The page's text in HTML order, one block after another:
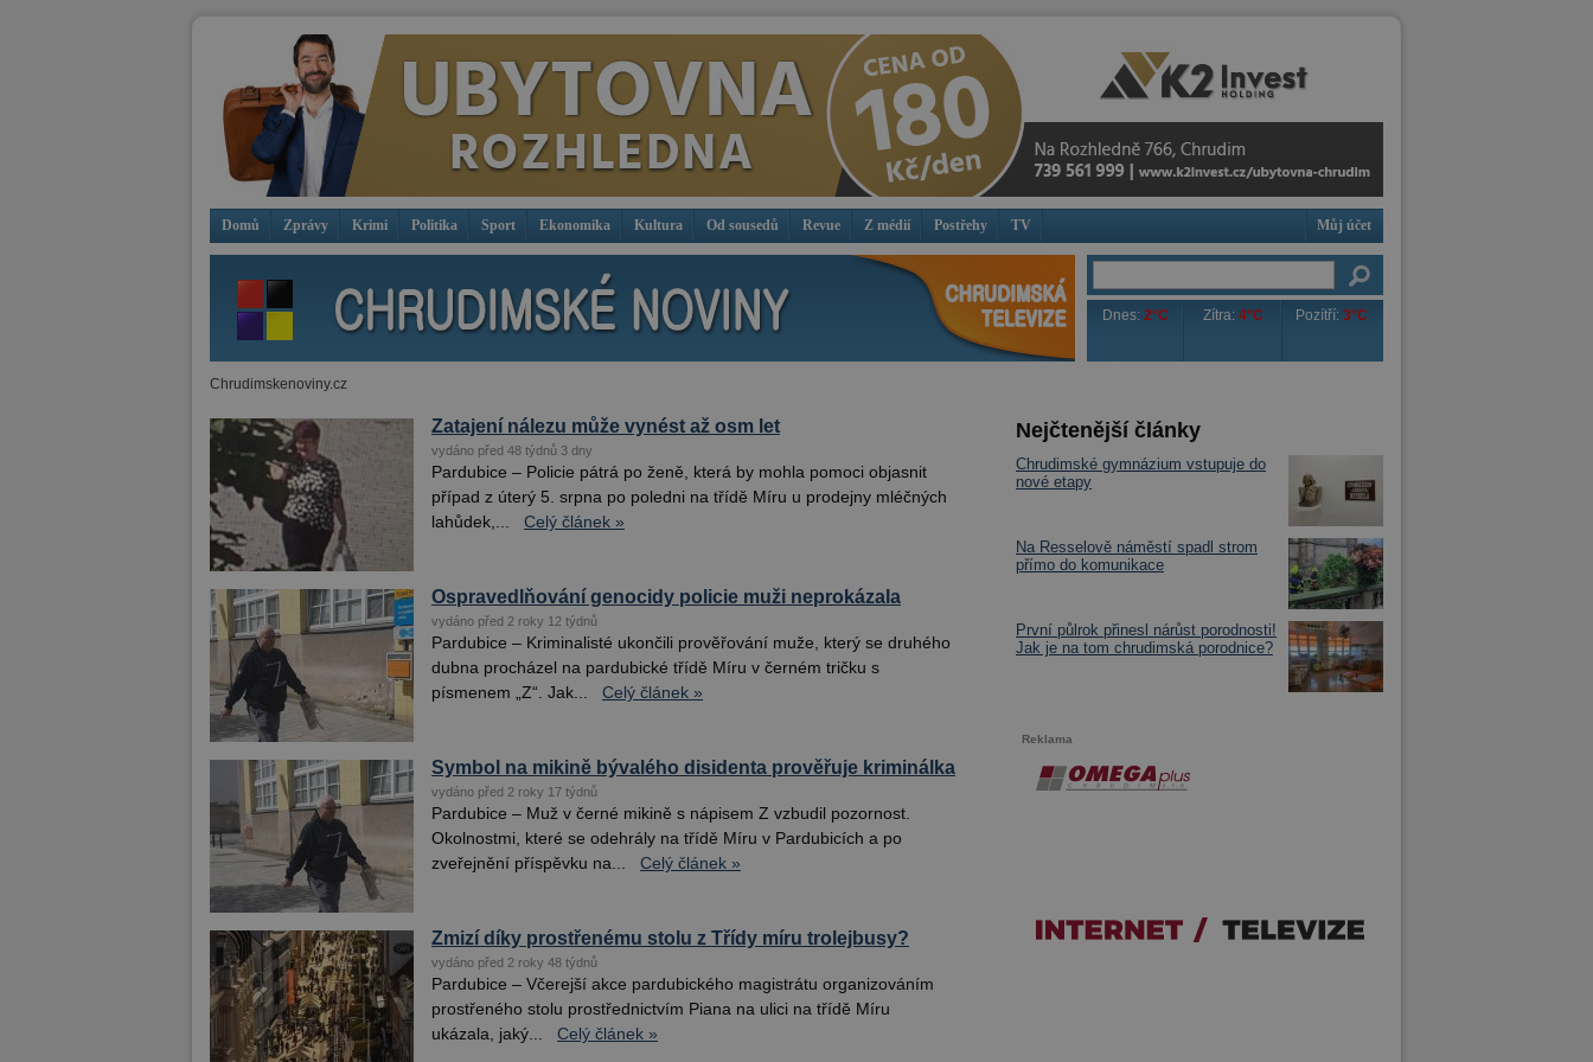
Domů Zprávy Krimi Politika Sport Ekonomika Kultura Od sousedů Revue Z médií Postřehy TV Můj účet
Dnes:2°C Zítra:4°C Pozítří: 3°C
Chrudimskenoviny.cz
Zatajení nálezu může vynést až osm let
vydáno před 48 týdnů 3 dny
Pardubice – Policie pátrá po ženě, která by mohla pomoci objasnit
případ z úterý 5. srpna po poledni na třídě Míru u prodejny mléčných
lahůdek,...
Celý článek »
Ospravedlňování genocidy policie muži neprokázala
vydáno před 2 roky 12 týdnů
Pardubice – Kriminalisté ukončili prověřování muže, který se druhého
dubna procházel na pardubické třídě Míru v černém tričku s
písmenem „Z“. Jak...
Celý článek »
Symbol na mikině bývalého disidenta prověřuje kriminálka
vydáno před 2 roky 17 týdnů
Pardubice – Muž v černé mikině s nápisem Z vzbudil pozornost.
Okolnostmi, které se odehrály na třídě Míru v Pardubicích a po
zveřejnění příspěvku na...
Celý článek »
Zmizí díky prostřenému stolu z Třídy míru trolejbusy?
vydáno před 2 roky 48 týdnů
Pardubice – Včerejší akce pardubického magistrátu organizováním
prostřeného stolu prostřednictvím Piana na ulici na třídě Míru
ukázala, jaký...
Celý článek »
Nejčtenější články
Chrudimské gymnázium vstupuje do
nové etapy
Na Resselově náměstí spadl strom
přímo do komunikace
První půlrok přinesl nárůst porodnosti!
Jak je na tom chrudimská porodnice?
Reklama